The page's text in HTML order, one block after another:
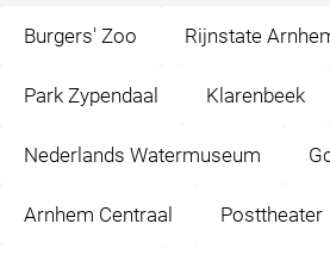
Burgers' Zoo Rijnstate
Park Zypendaal Klarenbeek
Nederlands Watermuseum
Arnhem Centraal Posttheater